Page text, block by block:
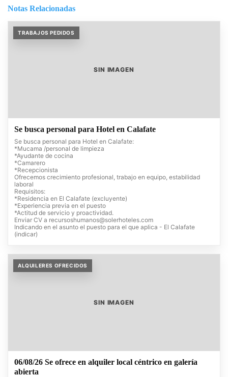
Notas Relacionadas
TRABAJOS PEDIDOS
SIN IMAGEN
Se busca personal para Hotel en Calafate
Se busca personal para Hotel en Calafate:
*Mucama /personal de limpieza
*Ayudante de cocina
*Camarero
*Recepcionista
Ofrecemos crecimiento profesional, trabajo en equipo, estabilidad
laboral
Requisitos:
*Residencia en El Calafate (excluyente)
*Experiencia previa en el puesto
*Actitud de servicio y proactividad.
Enviar CV a recursoshumanos@solerhoteles.com
Indicando en el asunto el puesto para el que aplica - El Calafate
(indicar)
ALQUILERES OFRECIDOS
SIN IMAGEN
06/08/26 Se ofrece en alquiler local céntrico en galería
abierta